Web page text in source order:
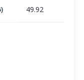
49.92